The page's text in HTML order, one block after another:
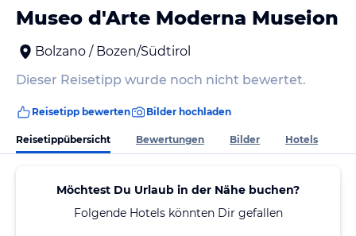
Museo d'Arte Moderna Museion
Bolzano / Bozen/Südtirol
Dieser Reisetipp wurde noch nicht bewertet.
Reisetipp bewerten Bilder hochladen
Reisetippübersicht Bewertungen Bilder Hotels
Möchtest Du Urlaub in der Nähe buchen?
Folgende Hotels könnten Dir gefallen